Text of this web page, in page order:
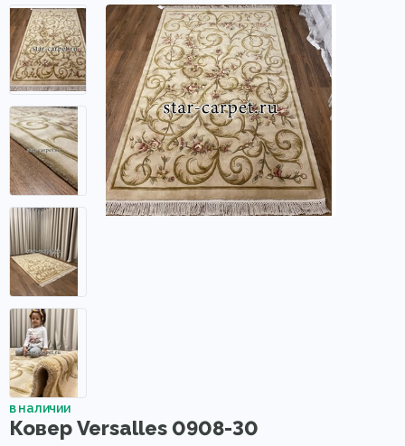
в наличии
Ковер Versalles 0908-30